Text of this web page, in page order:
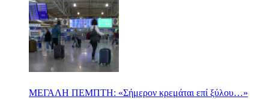
ΜΕΓΑΛΗ ΠΕΜΠΤΗ: «Σήμερον κρεμάται επί ξύλου…»